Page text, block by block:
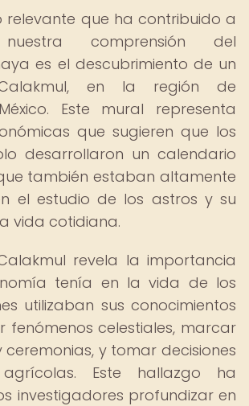
relevante que ha contribuido a
nuestra comprensión del
es el descubrimiento de un
en la región de
Este mural representa
que sugieren que los
desarrollaron un calendario
también estaban altamente
el estudio de los astros y su
vida cotidiana.
revela la importancia
tenía en la vida de los
utilizaban sus conocimientos
fenómenos celestiales, marcar
ceremonias, y tomar decisiones
Este hallazgo ha
investigadores profundizar en